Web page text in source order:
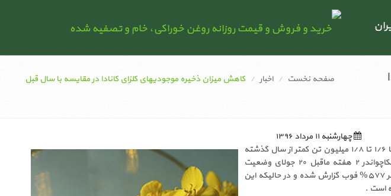
صفحه نخست اخبار کاهش میزان ذخیره موجودیهای کلزای کانادا در مقایسه با سال قبل
چهارشنبه ۱۱ مرداد ۱۳۹۶
میزان موجودیهای ذخیره کلزای کانادا در سال زراعی ۲۰۱۷/۱۸ احتمالا ۱/۶ تا ۱/۸ میلیون تن کمتر از سال گذشته
رقم خواهد خورد . وضعیت آب و هوای نامناسب در منطقه ساسکاچواندر ۲ هفته ماقبل ۲۰ جولای وضعیت
محصولات را خراب تر کرده و رتبه کیفیت محصولات کلزادر حال حاضر ۵۷۷% فوب گزارش شده و در حالیکه این